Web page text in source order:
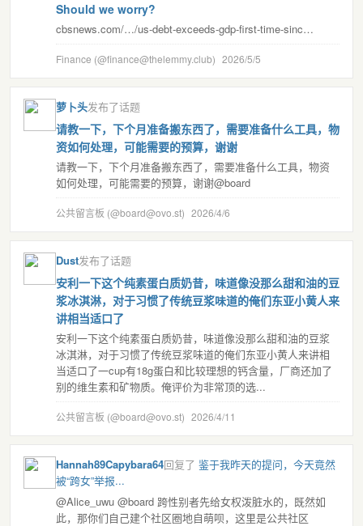
Should we worry?
cbsnews.com/…/us-debt-exceeds-gdp-first-time-sinc…
Finance (@finance@thelemmy.club) 2026/5/5
萝卜头发布了话题
请教一下，下个月准备搬东西了，需要准备什么工具，物
资如何处理，可能需要的预算，谢谢
请教一下，下个月准备搬东西了，需要准备什么工具，物资
如何处理，可能需要的预算，谢谢@board
公共留言板 (@board@ovo.st) 2026/4/6
Dust发布了话题
安利一下这个纯素蛋白质奶昔，味道像没那么甜和油的豆
浆冰淇淋，对于习惯了传统豆浆味道的俺们东亚小黄人来
讲相当适口了
安利一下这个纯素蛋白质奶昔，味道像没那么甜和油的豆浆
冰淇淋，对于习惯了传统豆浆味道的俺们东亚小黄人来讲相
当适口了一cup有18g蛋白和比较理想的钙含量，厂商还加了
别的维生素和矿物质。俺评价为非常顶的选...
公共留言板 (@board@ovo.st) 2026/4/11
Hannah89Capybara64回复了 鉴于我昨天的提问，今天竟然
被“跨女”举报...
@Alice_uwu @board 跨性别者先给女权泼脏水的，既然如
此，那你们自己建个社区圈地自萌呗，这里是公共社区